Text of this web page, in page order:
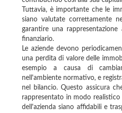
Tuttavia, è importante che le
siano valutate correttamente
garantire una
finanziario.
Le aziende devono
una perdita di valore delle
esempio a causa di
nell'ambiente normativo, e
nel bilancio. Questo assicura
rappresentato in modo
dell'azienda siano affidabili e